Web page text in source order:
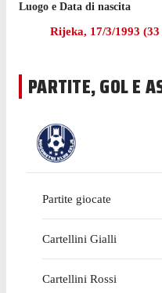
Nell'ultima stagione con
Luogo e Data di nascita
Rijeka, 17/3/1993 (33
PARTITE, GOL E
Partite giocate
Cartellini Gialli
Cartellini Rossi